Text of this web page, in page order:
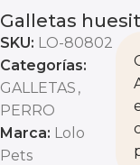
Galletas
SKU: LO-80802
Categorías:
GALLETAS ,
PERRO
Marca: Lolo
Pets